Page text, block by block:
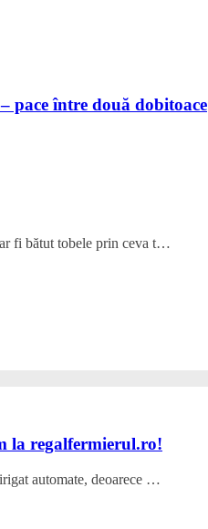
pace între două dobitoace
fi bătut tobele prin ceva t…
la regalfermierul.ro!
automate, deoarece …